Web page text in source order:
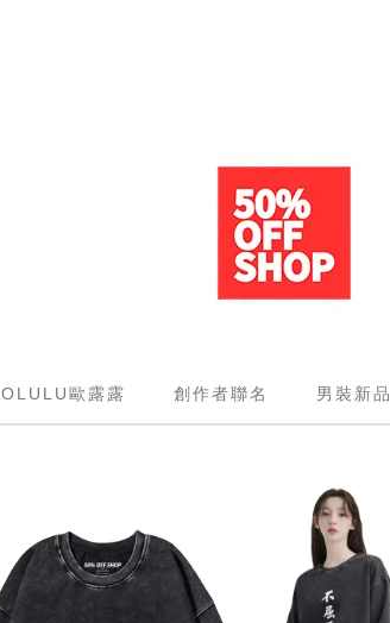
OLULU歐露露 創作者聯名 男裝新品